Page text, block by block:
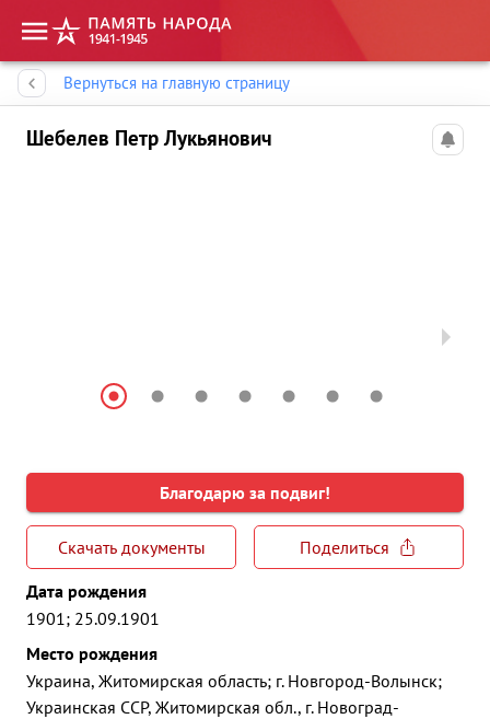
Вернуться на главную страницу
Шебелев Петр Лукьянович
Благодарю за подвиг!
Скачать документы
Поделиться
Дата рождения
1901; 25.09.1901
Место рождения
Украина, Житомирская область; г. Новгород-Волынск;
Украинская ССР, Житомирская обл., г. Новоград-
Память народа